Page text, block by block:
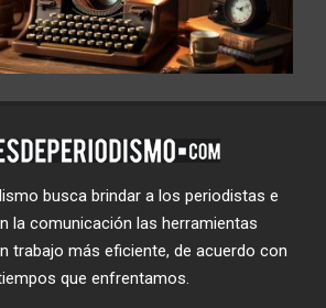
busca brindar a los periodistas e
la comunicación las herramientas
trabajo más eficiente, de acuerdo con
que enfrentamos.